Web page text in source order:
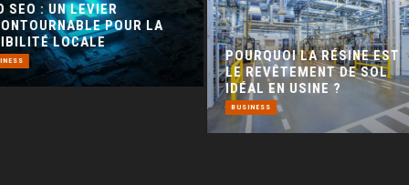
SEO : UN LEVIER
POUR LA
LOCALE
POURQUOI LA RÉSINE EST
LE REVÊTEMENT DE SOL
IDÉAL EN USINE ?
BUSINESS